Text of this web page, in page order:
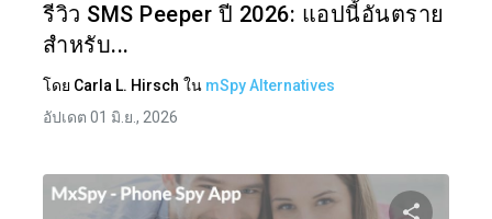
รีวิว SMS Peeper ปี 2026: แอปนี้อันตราย
สำหรับ...
โดย Carla L. Hirsch ใน mSpy Alternatives
อัปเดต 01 มิ.ย., 2026